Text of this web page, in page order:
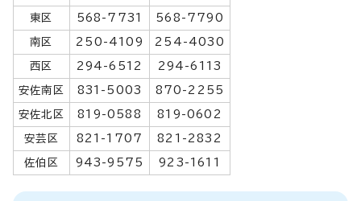
東区 568-7731 568-7790
南区 250-4109 254-4030
西区 294-6512 294-6113
安佐南区 831-5003 870-2255
安佐北区 819-0588 819-0602
安芸区 821-1707 821-2832
佐伯区 943-9575 923-1611